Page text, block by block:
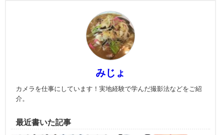
みじょ
カメラを仕事にしています！実地経験で学んだ撮影法などをご紹
介。
最近書いた記事